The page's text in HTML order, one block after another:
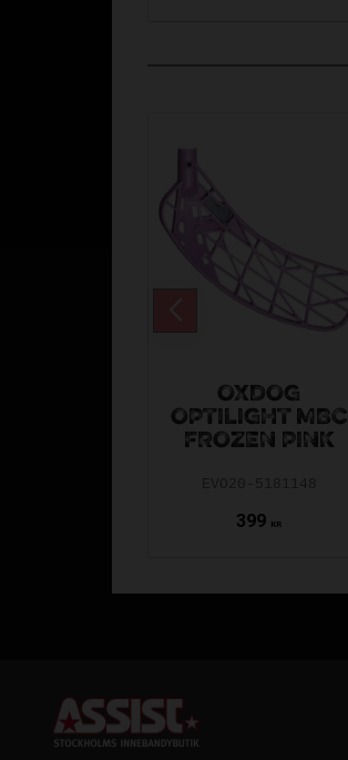
OXDOG
OPTILIGHT MBC
FROZEN PINK
399 KR